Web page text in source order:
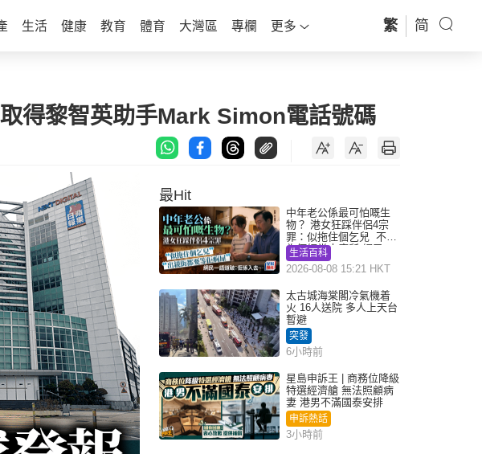
生活 健康 教育 體育 大灣區 專欄 更多 繁 简
得黎智英助手Mark Simon電話號碼
最Hit
中年老公係最可怕嘅生
物？ 港女狂踩伴侶4宗
罪：似拖住個乞兒 不解
為何經常去廁所 網民一
語道破
生活百科
2026-08-08 15:21 HKT
太古城海棠閣冷氣機着
火 16人送院 多人上天台
暫避
突發
6小時前
星島申訴王 | 商務位降級
特選經濟艙 無法照顧病
妻 港男不滿國泰安排
申訴熱話
3小時前